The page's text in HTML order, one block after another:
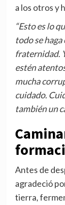
a los otros y
“Esto es lo
todo se haga
fraternidad.
estén
mucha
cuidado.
también un
Antes de
agradeció
tierra,